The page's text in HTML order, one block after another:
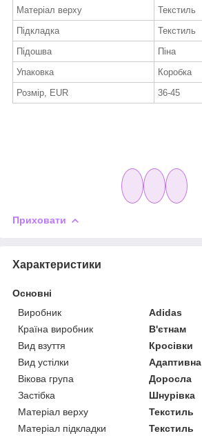
Матеріал верху
Текстиль
Підкладка
Текстиль
Підошва
Піна
Упаковка
Коробка
Розмір, EUR
36-45
Приховати
Характеристики
Основні
Виробник
Adidas
Країна виробник
В'єтнам
Вид взуття
Кросівки
Вид устілки
Адаптивна
Вікова група
Доросла
Застібка
Шнурівка
Матеріал верху
Текстиль
Матеріал підкладки
Текстиль